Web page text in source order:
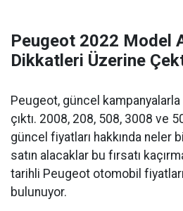
Peugeot 2022 Model
Dikkatleri Üzerine
Peugeot, güncel kampanyalarla
çıktı. 2008, 208, 508, 3008 ve
güncel fiyatları hakkında neler
satın alacaklar bu fırsatı
tarihli Peugeot otomobil
bulunuyor.